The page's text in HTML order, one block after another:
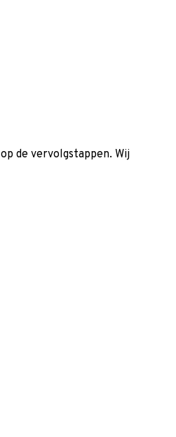
de vervolgstappen. Wij